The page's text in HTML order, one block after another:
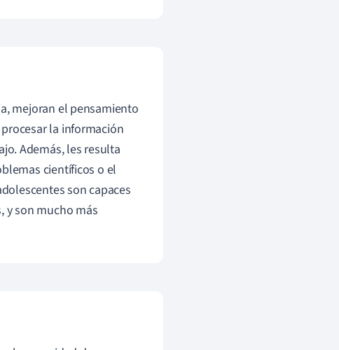
mejoran el pensamiento
la información
Además, les resulta
científicos o el
son capaces
y son mucho más